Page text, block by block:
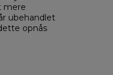
mere
ubehandlet
opnås